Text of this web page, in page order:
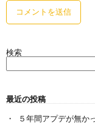
検索
最近の投稿
５年間アプデが無か